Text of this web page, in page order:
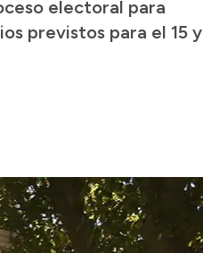
electoral para
previstos para el 15 y